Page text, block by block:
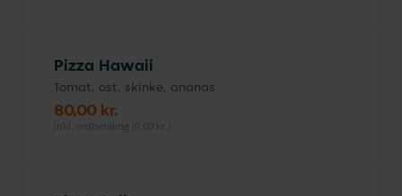
Pizza Hawaii
Tomat, ost, skinke, ananas
80,00 kr.
inkl. indbetaling (0,00 kr.)